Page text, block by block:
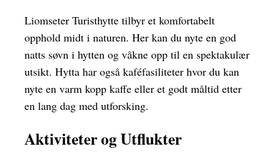
Liomseter Turisthytte tilbyr et komfortabelt
opphold midt i naturen. Her kan du nyte en god
natts søvn i hytten og våkne opp til en spektakulær
utsikt. Hytta har også kaféfasiliteter hvor du kan
nyte en varm kopp kaffe eller et godt måltid etter
en lang dag med utforsking.
Aktiviteter og Utflukter